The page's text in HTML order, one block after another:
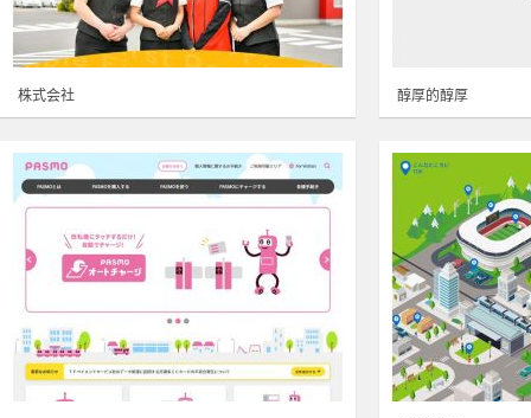
株式会社 醇厚的醇厚